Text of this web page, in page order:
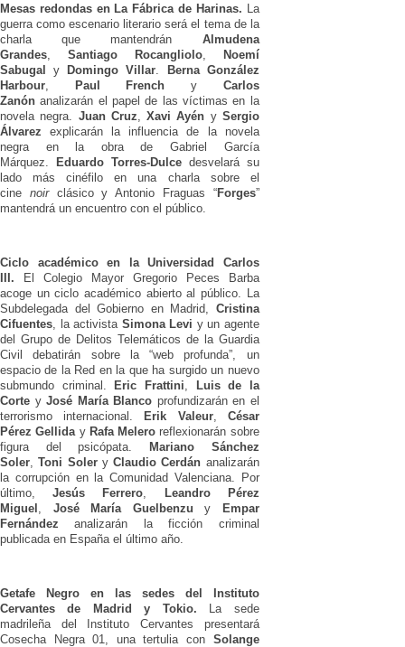
Mesas redondas en La Fábrica de Harinas. La
guerra como escenario literario será el tema de la
charla que mantendrán Almudena
Grandes
Santiago Rocangliolo, Noemí
Sabugal yDomingo Villar
Berna González
Harbour
Paul French y Carlos
Zanón analizarán el papel de las víctimas en la
novela negra. Juan Cruz Xavi Ayén y Sergio
Álvarezexplicarán la influencia de la novela
negra en la obra de Gabriel García
Márquez. Eduardo Torres-Dulce desvelará su
lado más cinéfilo en una charla sobre el
cine noir clásico y Antonio Fraguas “Forges”
mantendrá un encuentro con el público.
Ciclo académico en la Universidad Carlos
III. El Colegio Mayor Gregorio Peces Barba
acoge un ciclo académico abierto al público. La
Subdelegada del Gobierno en Madrid, Cristina
Cifuentes , la activista Simona Levi y un agente
del Grupo de Delitos Telemáticos de la Guardia
Civil debatirán sobre la “web profunda”, un
espacio de la Red en la que ha surgido un nuevo
submundo criminal.Eric Frattini
Luis de la
Corte yJosé María Blanco profundizarán en el
terrorismo internacional.Erik Valeur, César
Pérez Gellida y Rafa Meleroreflexionarán sobre
figura del psicópata.Mariano Sánchez
Soler ,Toni Soler yClaudio Cerdán analizarán
la corrupción en la Comunidad Valenciana. Por
último,Jesús Ferrero
Leandro Pérez
Miguel
José María Guelbenzuy Empar
Fernándezanalizarán la ficción criminal
publicada en España el último año.
Getafe Negro en las sedes del Instituto
Cervantes de Madrid y Tokio. La sede
madrileña del Instituto Cervantes presentará
Cosecha Negra 01, una tertulia con Solange